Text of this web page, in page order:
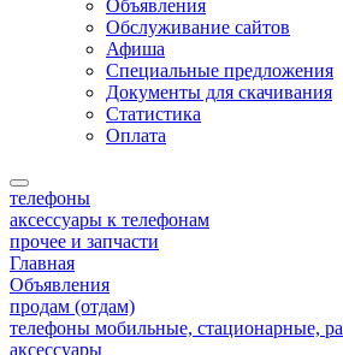
Объявления
Обслуживание сайтов
Афиша
Специальные предложения
Документы для скачивания
Статистика
Оплата
телефоны
аксессуары к телефонам
прочее и запчасти
Главная
Объявления
продам (отдам)
телефоны мобильные, стационарные,
аксессуары